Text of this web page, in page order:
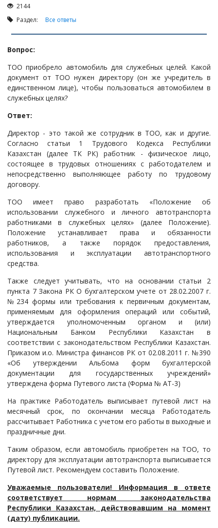
Интернет и право
Возмещение ущерба
Проверка государственных органов
Взыскание долга
Государственные закупки
Предварительный квалификационный отбор «Самрук-
Қазына» (ПКО)
Некоммерческие организации
Лицензирование (разрешения и уведомления)
Исполнительное производство
Судопроизводство
Ответы государственных органов
2144
Раздел: Все ответы
Вопрос:
ТОО приобрело автомобиль для служебных целей. Какой
документ от ТОО нужен директору (он же учредитель в
единственном лице), чтобы пользоваться автомобилем в
служебных целях?
Ответ:
Директор - это такой же сотрудник в ТОО, как и другие.
Согласно статьи 1 Трудового Кодекса Республики
Казахстан (далее ТК РК) работник - физическое лицо,
состоящее в трудовых отношениях с работодателем и
непосредственно выполняющее работу по трудовому
договору.
ТОО имеет право разработать «Положение об
использовании служебного и личного автотранспорта
работниками в служебных целях» (далее Положение).
Положение устанавливает права и обязанности
работников, а также порядок предоставления,
использования и эксплуатации автотранспортного
средства.
Также следует учитывать, что на основании статьи 2
пункта 7 Закона РК О бухгалтерском учете от 28.02.2007 г.
№234 формы или требования к первичным документам,
применяемым для оформления операций или событий,
утверждается уполномоченным органом и (или)
Национальным Банком Республики Казахстан в
соответствии с законодательством Республики Казахстан.
Приказом и.о. Министра финансов РК от 02.08.2011 г. №390
«Об утверждении Альбома форм бухгалтерской
документации для государственных учреждений»
утверждена форма Путевого листа (Форма № АТ-3)
На практике Работодатель выписывает путевой лист на
месячный срок, по окончании месяца Работодатель
рассчитывает Работника с учетом его работы в выходные и
праздничные дни.
Таким образом, если автомобиль приобретен на ТОО, то
директору для эксплуатации автотранспорта выписывается
Путевой лист. Рекомендуем составить Положение.
Уважаемые пользователи! Информация в ответе
соответствует нормам законодательства
Республики Казахстан, действовавшим на момент
(дату) публикации.